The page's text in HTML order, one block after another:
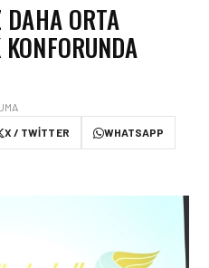
ORTA
KONFORUNDA
X / TWITTER WHATSAPP